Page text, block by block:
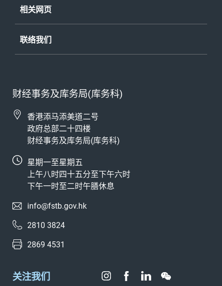
相关网页
联络我们
财经事务及库务局(库务科)
香港添马添美道二号
政府总部二十四楼
财经事务及库务局(库务科)
星期一至星期五
上午八时四十五分至下午六时
下午一时至二时午膳休息
info@fstb.gov.hk
2810 3824
2869 4531
关注我们